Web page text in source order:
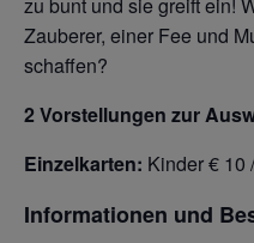
Zauberer, einer Fee und
schaffen?
2 Vorstellungen zur
Einzelkarten: Kinder € 10
Informationen und